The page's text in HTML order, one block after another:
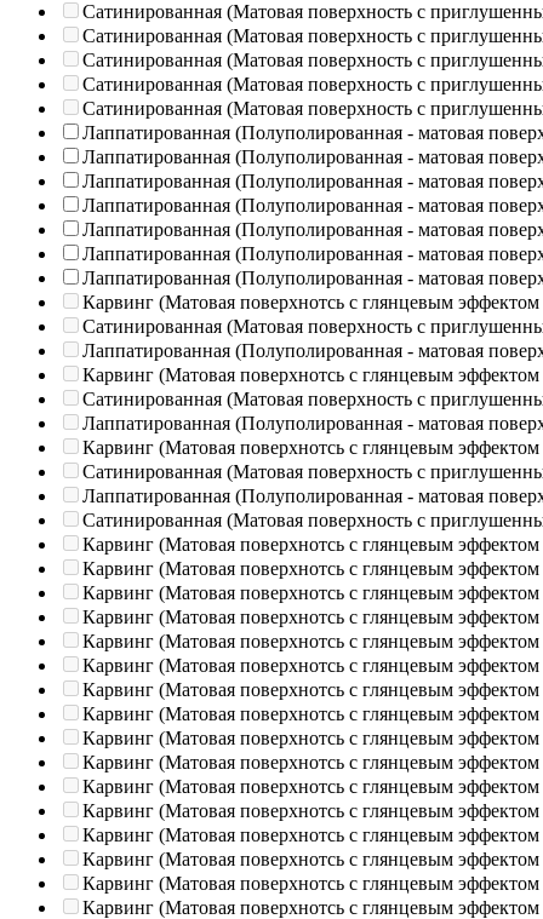
Сатинированная (Матовая поверхность с
Сатинированная (Матовая поверхность с
Сатинированная (Матовая поверхность с
Сатинированная (Матовая поверхность с
Сатинированная (Матовая поверхность с
Лаппатированная (Полуполированная - матовая
Лаппатированная (Полуполированная - матовая
Лаппатированная (Полуполированная - матовая
Лаппатированная (Полуполированная - матовая
Лаппатированная (Полуполированная - матовая
Лаппатированная (Полуполированная - матовая
Лаппатированная (Полуполированная - матовая
Карвинг (Матовая поверхнотсь с глянцевым эффектом
Сатинированная (Матовая поверхность с
Лаппатированная (Полуполированная - матовая
Карвинг (Матовая поверхнотсь с глянцевым эффектом
Сатинированная (Матовая поверхность с
Лаппатированная (Полуполированная - матовая
Карвинг (Матовая поверхнотсь с глянцевым эффектом
Сатинированная (Матовая поверхность с
Лаппатированная (Полуполированная - матовая
Сатинированная (Матовая поверхность с
Карвинг (Матовая поверхнотсь с глянцевым эффектом
Карвинг (Матовая поверхнотсь с глянцевым эффектом
Карвинг (Матовая поверхнотсь с глянцевым эффектом
Карвинг (Матовая поверхнотсь с глянцевым эффектом
Карвинг (Матовая поверхнотсь с глянцевым эффектом
Карвинг (Матовая поверхнотсь с глянцевым эффектом
Карвинг (Матовая поверхнотсь с глянцевым эффектом
Карвинг (Матовая поверхнотсь с глянцевым эффектом
Карвинг (Матовая поверхнотсь с глянцевым эффектом
Карвинг (Матовая поверхнотсь с глянцевым эффектом
Карвинг (Матовая поверхнотсь с глянцевым эффектом
Карвинг (Матовая поверхнотсь с глянцевым эффектом
Карвинг (Матовая поверхнотсь с глянцевым эффектом
Карвинг (Матовая поверхнотсь с глянцевым эффектом
Карвинг (Матовая поверхнотсь с глянцевым эффектом
Карвинг (Матовая поверхнотсь с глянцевым эффектом